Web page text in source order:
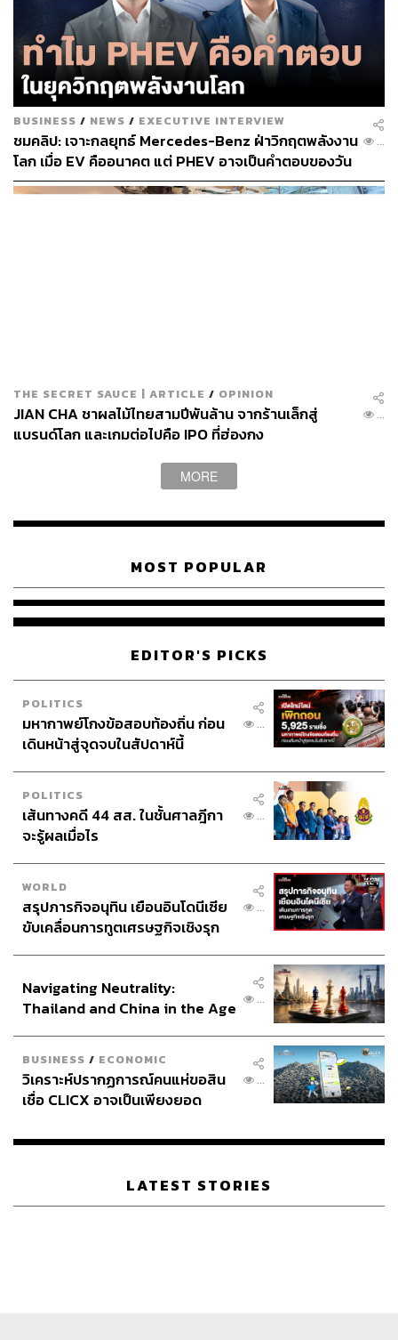
BUSINESS / NEWS / EXECUTIVE INTERVIEW
ชมคลิป: เจาะกลยุทธ์ Mercedes-Benz ฝ่าวิกฤตพลังงาน
โลก เมื่อ EV คืออนาคต แต่ PHEV อาจเป็นคำตอบของวัน
นี้ | Exclusive Interview EP.81
...
THE SECRET SAUCE | ARTICLE / OPINION
JIAN CHA ชาผลไม้ไทยสามปีพันล้าน จากร้านเล็กสู่
แบรนด์โลก และเกมต่อไปคือ IPO ที่ฮ่องกง
...
MORE
MOST POPULAR
EDITOR'S PICKS
POLITICS
มหากาพย์โกงข้อสอบท้องถิ่น ก่อน
เดินหน้าสู่จุดจบในสัปดาห์นี้
...
POLITICS
เส้นทางคดี 44 สส. ในชั้นศาลฎีกา
จะรู้ผลเมื่อไร
...
WORLD
สรุปภารกิจอนุทิน เยือนอินโดนีเซีย
ขับเคลื่อนการทูตเศรษฐกิจเชิงรุก
...
Navigating Neutrality:
Thailand and China in the Age
...
BUSINESS / ECONOMIC
วิเคราะห์ปรากฏการณ์คนแห่ขอสิน
เชื่อ CLICX อาจเป็นเพียงยอด
เรือนไทยที่ถูกซุกไว้
...
LATEST STORIES